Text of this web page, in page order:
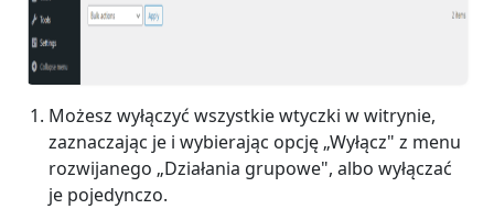
Możesz wyłączyć wszystkie wtyczki w witrynie,
zaznaczając je i wybierając opcję „Wyłącz" z menu
rozwijanego „Działania grupowe", albo wyłączać
je pojedynczo.